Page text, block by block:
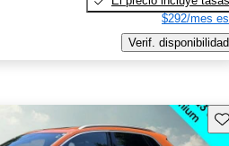
$292/mes
Verif. disponibilidad